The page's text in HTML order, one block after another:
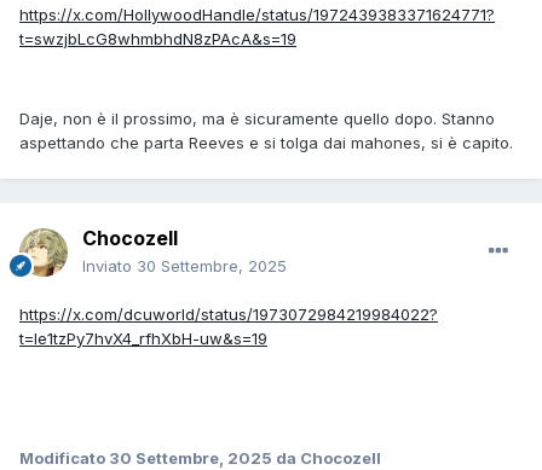
https://x.com/HollywoodHandle/status/1972439383371624771?
t=swzjbLcG8whmbhdN8zPAcA&s=19
Daje, non è il prossimo, ma è sicuramente quello dopo. Stanno
aspettando che parta Reeves e si tolga dai mahones, si è capito.
Chocozell
Inviato 30 Settembre, 2025
https://x.com/dcuworld/status/1973072984219984022?
t=le1tzPy7hvX4_rfhXbH-uw&s=19
Modificato 30 Settembre, 2025 da Chocozell